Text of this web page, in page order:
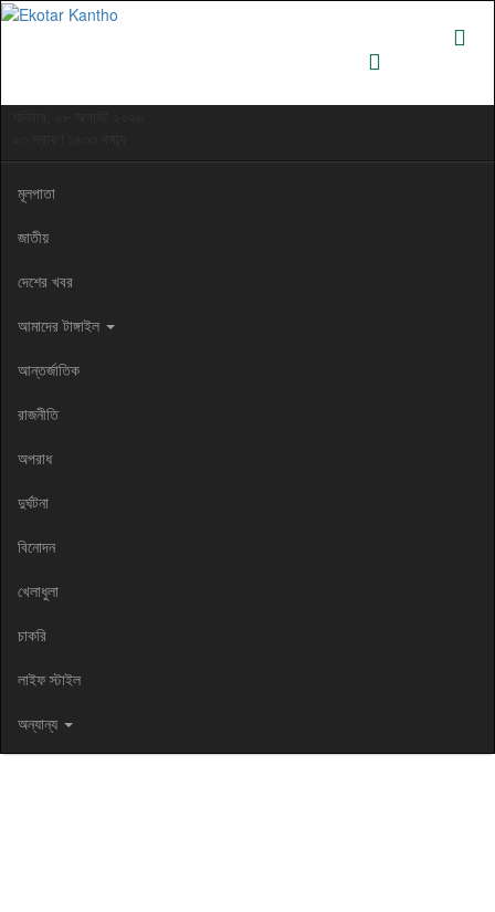
মূলপাতা
জাতীয়
দেশের খবর
আমাদের টাঙ্গাইল
আন্তর্জাতিক
রাজনীতি
অপরাধ
দুর্ঘটনা
বিনোদন
খেলাধুলা
চাকরি
লাইফ স্টাইল
অন্যান্য